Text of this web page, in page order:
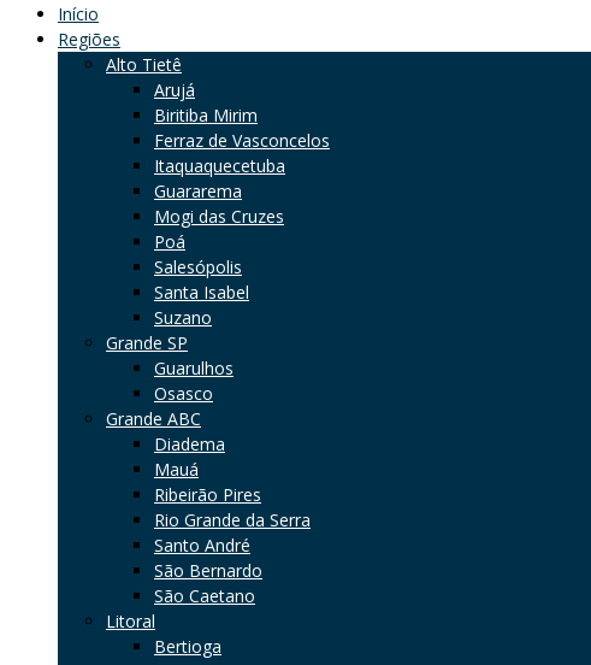
Início
Regiões
Alto Tietê
Arujá
Biritiba Mirim
Ferraz de Vasconcelos
Itaquaquecetuba
Guararema
Mogi das Cruzes
Poá
Salesópolis
Santa Isabel
Suzano
Grande SP
Guarulhos
Osasco
Grande ABC
Diadema
Mauá
Ribeirão Pires
Rio Grande da Serra
Santo André
São Bernardo
São Caetano
Litoral
Bertioga